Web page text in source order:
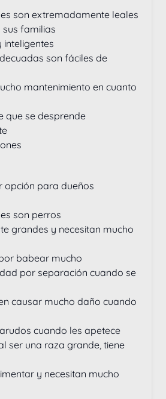
son extremadamente leales
sus familias
inteligentes
son fáciles de
mantenimiento en cuanto
que se desprende
opción para dueños
son perros
grandes y necesitan mucho
babear mucho
por separación cuando se
causar mucho daño cuando
cuando les apetece
ser una raza grande, tiene
y necesitan mucho